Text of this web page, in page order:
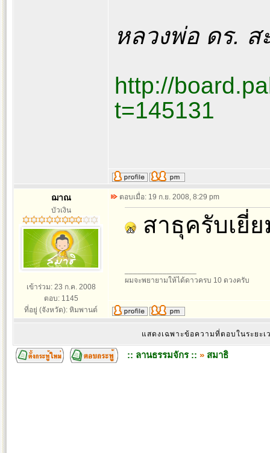
หลวงพ่อ ดร. ส
http://
t=145131
ฌาณ
บัวเงิน
เข้าร่วม: 23 ก.ค. 2008
ตอบ: 1145
ที่อยู่ (จังหวัด): หิมพานต์
ตอบเมื่อ: 19 ก.ย. 2008, 8:29 pm
สาธุครับเยี่
ผมจะพยายามให้ได้ดาวครบ 10 ดวงครับ
แสดงเฉพาะข้อความที่ตอบในระยะ
:: ลานธรรมจักร :: » สมาธิ